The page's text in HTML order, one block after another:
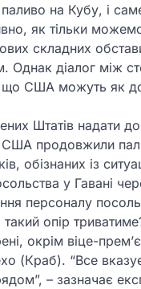
на Кубу, і
як тільки
складних
Однак діалог між
що США можуть як
Штатів надати
США продовжили
обізнаних із
у Гавані
персоналу
опір
окрім віце-
(Краб). “Все
– зазначає